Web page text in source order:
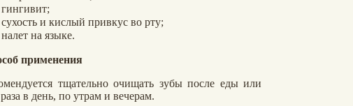
гингивит;
сухость и кислый привкус во рту;
налет на языке.
применения
тщательно очищать зубы после еды или
в день, по утрам и вечерам.